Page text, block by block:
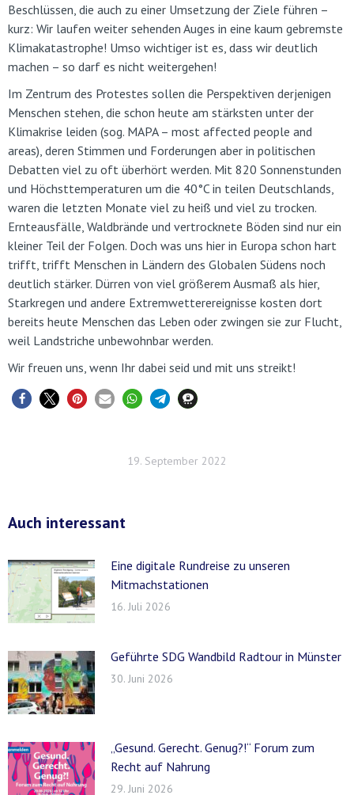
Beschlüssen, die auch zu einer Umsetzung der Ziele führen –
kurz: Wir laufen weiter sehenden Auges in eine kaum gebremste
Klimakatastrophe! Umso wichtiger ist es, dass wir deutlich
machen – so darf es nicht weitergehen!
Im Zentrum des Protestes sollen die Perspektiven derjenigen
Menschen stehen, die schon heute am stärksten unter der
Klimakrise leiden (sog. MAPA – most affected people and
areas), deren Stimmen und Forderungen aber in politischen
Debatten viel zu oft überhört werden. Mit 820 Sonnenstunden
und Höchsttemperaturen um die 40°C in teilen Deutschlands,
waren die letzten Monate viel zu heiß und viel zu trocken.
Ernteausfälle, Waldbrände und vertrocknete Böden sind nur ein
kleiner Teil der Folgen. Doch was uns hier in Europa schon hart
trifft, trifft Menschen in Ländern des Globalen Südens noch
deutlich stärker. Dürren von viel größerem Ausmaß als hier,
Starkregen und andere Extremwetterereignisse kosten dort
bereits heute Menschen das Leben oder zwingen sie zur Flucht,
weil Landstriche unbewohnbar werden.
Wir freuen uns, wenn Ihr dabei seid und mit uns streikt!
19. September 2022
Auch interessant
Eine digitale Rundreise zu unseren
Mitmachstationen
16. Juli 2026
Geführte SDG Wandbild Radtour in Münster
30. Juni 2026
„Gesund. Gerecht. Genug?!“ Forum zum
Recht auf Nahrung
29. Juni 2026